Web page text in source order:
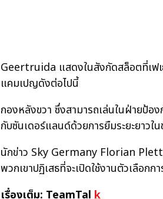
Geertruida แสดงในสังกัดสล็อตที่เฟเ
แคมเปญดังต่อไปนี้
กองหลังขวา ซึ่งสามารถเล่นในฝ่ายป้
กับซันเดอร์แลนด์ด้วยการยืมระยะยาวใ
นักข่าว Sky Germany Florian
พวกเขาปฏิเสธที่จะเปิดใช้งานตัวเลือก
เรื่องเต็ม: TeamTal k